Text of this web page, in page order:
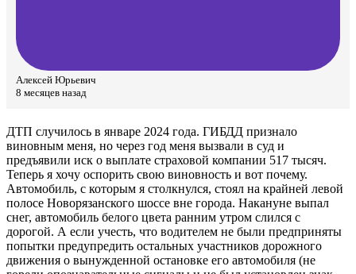
Алексей Юрьевич
8 месяцев назад
ДТП случилось в январе 2024 года. ГИБДД признало
виновным меня, но через год меня вызвали в суд и
предъявили иск о выплате страховой компании 517 тысяч.
Теперь я хочу оспорить свою виновность и вот почему.
Автомобиль, с которым я столкнулся, стоял на крайней левой
полосе Новорязанского шоссе вне города. Накануне выпал
снег, автомобиль белого цвета ранним утром слился с
дорогой. А если учесть, что водителем не были предприняты
попытки предупредить остальных участников дорожного
движения о вынужденной остановке его автомобиля (не